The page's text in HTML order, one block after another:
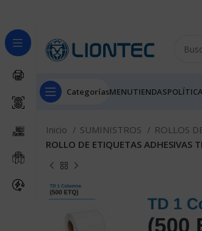
CategoríasMENUTIENDAS
Inicio SUMINISTROS ROLLOS
ROLLO DE ETIQUETAS